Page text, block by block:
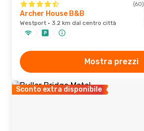
(60)
Archer House B&B
Westport · 3.2 km dal centro città
Mostra prezzi
Sconto extra disponibile